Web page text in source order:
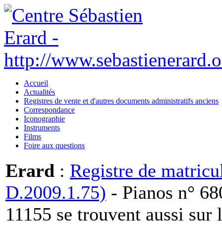
Accueil
Actualités
Registres de vente et d'autres documents administratifs anciens
Correspondance
Iconographie
Instruments
Films
Foire aux questions
Erard : Registre de
D.2009.1.75) - Pianos n°
11155 se trouvent aussi